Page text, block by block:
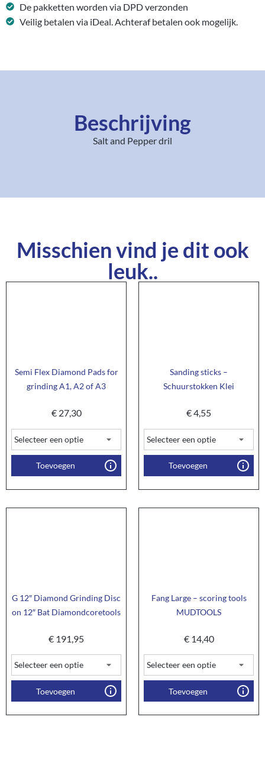
De pakketten worden via DPD verzonden
Veilig betalen via iDeal. Achteraf betalen ook mogelijk.
Beschrijving
Salt and Pepper dril
Misschien vind je dit ook
leuk..
Semi Flex Diamond Pads for
grinding A1, A2 of A3
€27,30
Toevoegen
Sanding sticks –
Schuurstokken Klei
€4,55
Toevoegen
G 12″ Diamond Grinding Disc
on 12″ Bat Diamondcoretools
€ 191,95
Toevoegen
Fang Large – scoring tools
MUDTOOLS
€14,40
Toevoegen